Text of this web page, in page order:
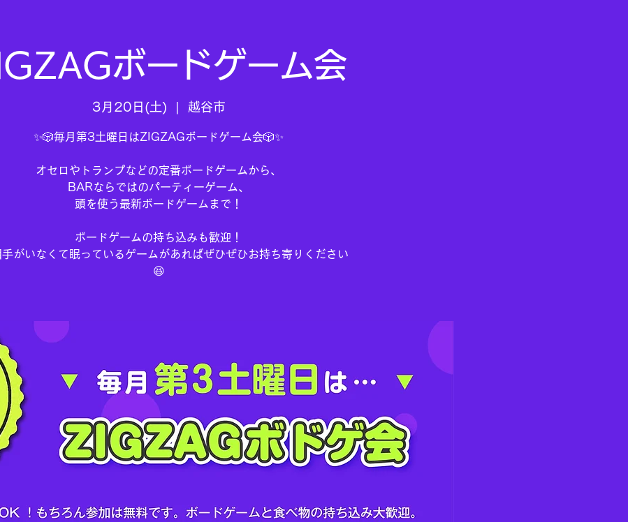
ボードゲーム会
3月20日(土) 越谷市
✨🎲毎月第3土曜日はZIGZAGボードゲーム会🎲✨
オセロやトランプなどの定番ボードゲームから、
BARならではのパーティーゲーム、
頭を使う最新ボードゲームまで！
ボードゲームの持ち込みも歓迎！
がいなくて眠っているゲームがあればぜひぜひお持ち寄りください
😆